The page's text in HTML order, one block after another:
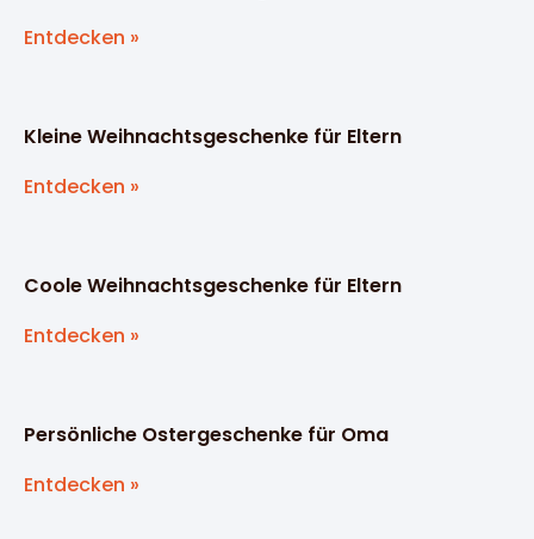
Entdecken »
Kleine Weihnachtsgeschenke für Eltern
Entdecken »
Coole Weihnachtsgeschenke für Eltern
Entdecken »
Persönliche Ostergeschenke für Oma
Entdecken »